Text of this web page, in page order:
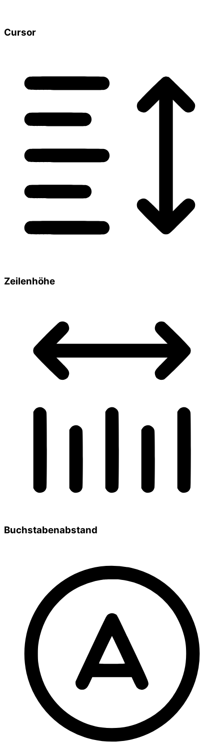
Cursor
Zeilenhöhe
Buchstabenabstand